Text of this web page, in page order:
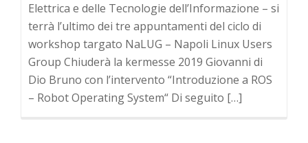
Elettrica e delle Tecnologie dell’Informazione – si
terrà l’ultimo dei tre appuntamenti del ciclo di
workshop targato NaLUG – Napoli Linux Users
Group Chiuderà la kermesse 2019 Giovanni di
Dio Bruno con l’intervento “Introduzione a ROS
– Robot Operating System“ Di seguito […]